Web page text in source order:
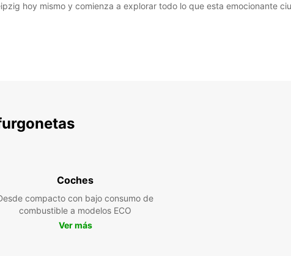
hoy mismo y comienza a explorar todo lo que esta emocionante
Coches
compacto con bajo consumo de
combustible a modelos ECO
Ver más